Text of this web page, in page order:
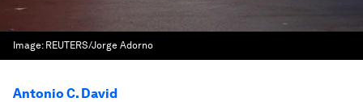
Image: REUTERS/Jorge Adorno
Antonio C. David